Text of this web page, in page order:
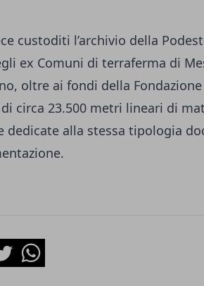
custoditi l’archivio della
ex Comuni di terraferma di
oltre ai fondi della
circa 23.500 metri lineari di
dedicate alla stessa tipologia
Whatsapp